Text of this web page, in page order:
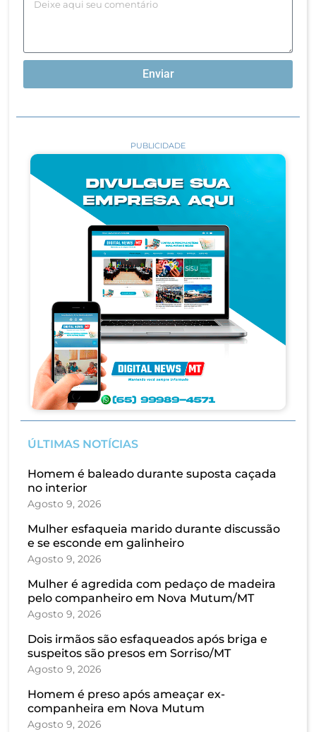
Enviar
PUBLICIDADE
ÚLTIMAS NOTÍCIAS
Homem é baleado durante suposta caçada
no interior
Agosto 9, 2026
Mulher esfaqueia marido durante discussão
e se esconde em galinheiro
Agosto 9, 2026
Mulher é agredida com pedaço de madeira
pelo companheiro em Nova Mutum/MT
Agosto 9, 2026
Dois irmãos são esfaqueados após briga e
suspeitos são presos em Sorriso/MT
Agosto 9, 2026
Homem é preso após ameaçar ex-
companheira em Nova Mutum
Agosto 9, 2026